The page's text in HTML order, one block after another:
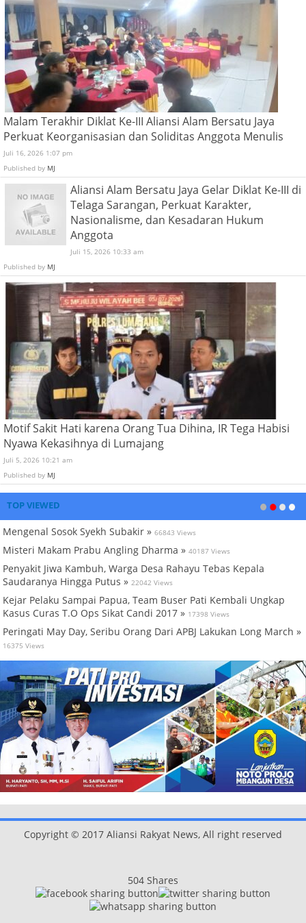
Malam Terakhir Diklat Ke-III Aliansi Alam Bersatu Jaya
Perkuat Keorganisasian dan Soliditas Anggota Menulis
Juli 16, 2026 1:07 pm
Published by MJ
Aliansi Alam Bersatu Jaya Gelar Diklat Ke-III di
Telaga Sarangan, Perkuat Karakter,
Nasionalisme, dan Kesadaran Hukum
Anggota
Juli 15, 2026 10:33 am
Published by MJ
Motif Sakit Hati karena Orang Tua Dihina, IR Tega Habisi
Nyawa Kekasihnya di Lumajang
Juli 5, 2026 10:21 am
Published by MJ
TOP VIEWED
Mengenal Sosok Syekh Subakir » 66843 Views
Misteri Makam Prabu Angling Dharma » 40187 Views
Penyakit Jiwa Kambuh, Warga Desa Rahayu Tebas Kepala
Saudaranya Hingga Putus » 22042 Views
Kejar Pelaku Sampai Papua, Team Buser Pati Kembali Ungkap
Kasus Curas T.O Ops Sikat Candi 2017 » 17398 Views
Peringati May Day, Seribu Orang Dari APBJ Lakukan Long March »
16375 Views
Copyright © 2017 Aliansi Rakyat News, All right reserved
504 Shares